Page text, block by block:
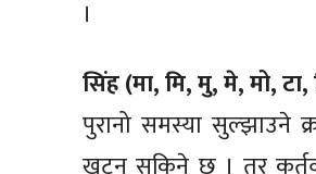
।
सिंह (मा, मि, मु, मे, मो,
पुरानो समस्या सुल्झाउने